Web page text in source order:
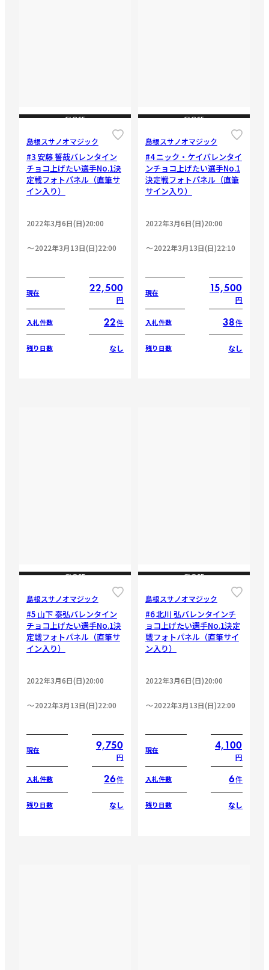
CLOSE
島根スサノオマジック
#3 安藤 誓哉バレンタイン
チョコ上げたい選手No.1決
定戦フォトパネル（直筆サ
イン入り）
2022年3月6日(日)20:00
2022年3月13日(日)22:00
現在 22,500
円
入札件数 22件
残り日数 なし
CLOSE
島根スサノオマジック
#4 ニック・ケイバレンタイ
ンチョコ上げたい選手No.1
決定戦フォトパネル（直筆
サイン入り）
2022年3月6日(日)20:00
2022年3月13日(日)22:10
現在 15,500
円
入札件数 38件
残り日数 なし
CLOSE
島根スサノオマジック
#5 山下 泰弘バレンタイン
チョコ上げたい選手No.1決
定戦フォトパネル（直筆サ
イン入り）
2022年3月6日(日)20:00
2022年3月13日(日)22:00
現在 9,750
円
入札件数 26件
残り日数 なし
CLOSE
島根スサノオマジック
#6 北川 弘バレンタインチ
ョコ上げたい選手No.1決定
戦フォトパネル（直筆サイ
ン入り）
2022年3月6日(日)20:00
2022年3月13日(日)22:00
現在 4,100
円
入札件数 6件
残り日数 なし